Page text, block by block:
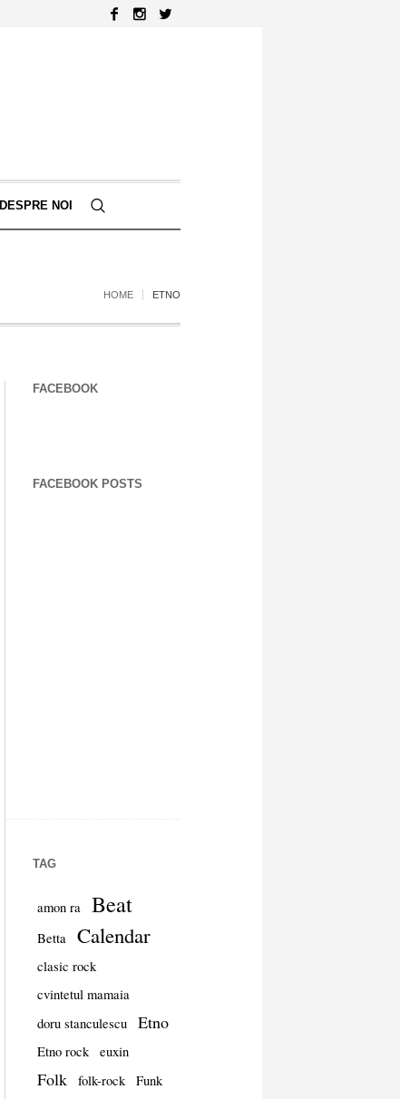
DESPRE NOI
HOME ETNO
FACEBOOK
FACEBOOK POSTS
TAG
amon ra Beat
Betta Calendar
clasic rock
cvintetul mamaia
doru stanculescu
Etno
Etno rock euxin
Folk folk-rock
Funk